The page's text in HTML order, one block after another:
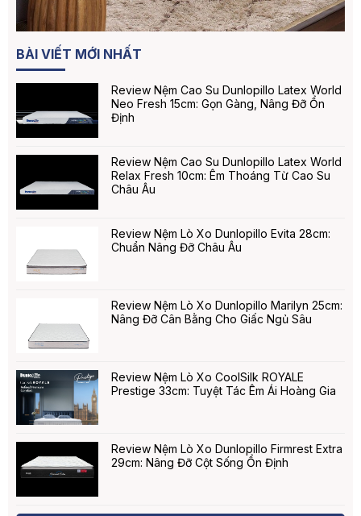
BÀI VIẾT MỚI NHẤT
Review Nệm Cao Su Dunlopillo Latex World
Neo Fresh 15cm: Gọn Gàng, Nâng Đỡ Ổn
Định
Review Nệm Cao Su Dunlopillo Latex World
Relax Fresh 10cm: Êm Thoáng Từ Cao Su
Châu Âu
Review Nệm Lò Xo Dunlopillo Evita 28cm:
Chuẩn Nâng Đỡ Châu Âu
Review Nệm Lò Xo Dunlopillo Marilyn 25cm:
Nâng Đỡ Cân Bằng Cho Giấc Ngủ Sâu
Review Nệm Lò Xo CoolSilk ROYALE
Prestige 33cm: Tuyệt Tác Êm Ái Hoàng Gia
Review Nệm Lò Xo Dunlopillo Firmrest Extra
29cm: Nâng Đỡ Cột Sống Ổn Định